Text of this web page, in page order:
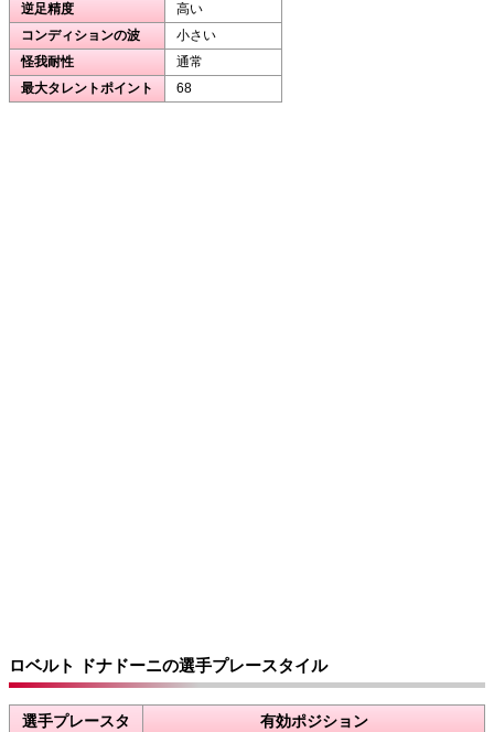
逆足精度
高い
コンディションの波
小さい
怪我耐性
通常
最大タレントポイント
68
ロベルト ドナドーニの選手プレースタイル
選手プレースタ
有効ポジション